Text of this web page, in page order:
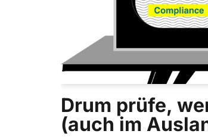
Drum prüfe,
(auch im